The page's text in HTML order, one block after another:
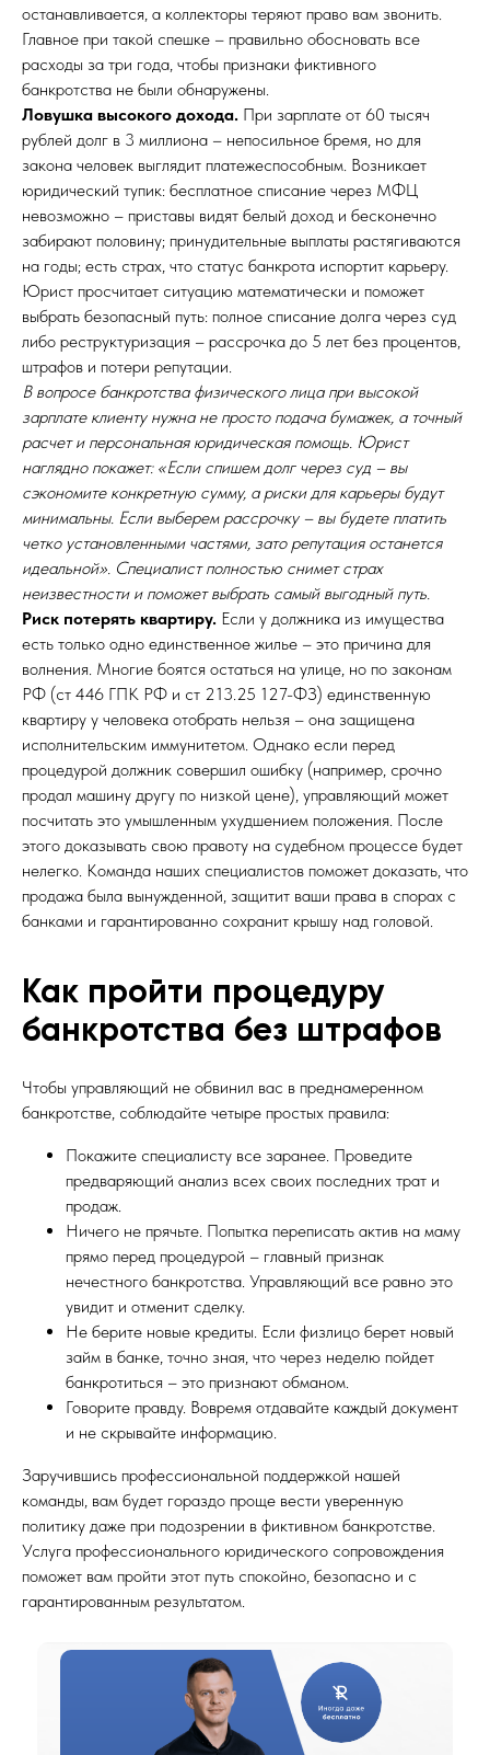
останавливается, а коллекторы теряют право вам звонить.
Главное при такой спешке – правильно обосновать все
расходы за три года, чтобы признаки фиктивного
банкротства не были обнаружены.
Ловушка высокого дохода. При зарплате от 60 тысяч
рублей долг в 3 миллиона – непосильное бремя, но для
закона человек выглядит платежеспособным. Возникает
юридический тупик: бесплатное списание через МФЦ
невозможно – приставы видят белый доход и бесконечно
забирают половину; принудительные выплаты растягиваются
на годы; есть страх, что статус банкрота испортит карьеру.
Юрист просчитает ситуацию математически и поможет
выбрать безопасный путь: полное списание долга через суд
либо реструктуризация – рассрочка до 5 лет без процентов,
штрафов и потери репутации.
В вопросе банкротства физического лица при высокой
зарплате клиенту нужна не просто подача бумажек, а точный
расчет и персональная юридическая помощь. Юрист
наглядно покажет: «Если спишем долг через суд – вы
сэкономите конкретную сумму, а риски для карьеры будут
минимальны. Если выберем рассрочку – вы будете платить
четко установленными частями, зато репутация останется
идеальной». Специалист полностью снимет страх
неизвестности и поможет выбрать самый выгодный путь.
Риск потерять квартиру. Если у должника из имущества
есть только одно единственное жилье – это причина для
волнения. Многие боятся остаться на улице, но по законам
РФ (ст 446 ГПК РФ и ст 213.25 127-ФЗ) единственную
квартиру у человека отобрать нельзя – она защищена
исполнительским иммунитетом. Однако если перед
процедурой должник совершил ошибку (например, срочно
продал машину другу по низкой цене), управляющий может
посчитать это умышленным ухудшением положения. После
этого доказывать свою правоту на судебном процессе будет
нелегко. Команда наших специалистов поможет доказать, что
продажа была вынужденной, защитит ваши права в спорах с
банками и гарантированно сохранит крышу над головой.
Как пройти процедуру
банкротства без штрафов
Чтобы управляющий не обвинил вас в преднамеренном
банкротстве, соблюдайте четыре простых правила:
Покажите специалисту все заранее. Проведите
предваряющий анализ всех своих последних трат и
продаж.
Ничего не прячьте. Попытка переписать актив на маму
прямо перед процедурой – главный признак
нечестного банкротства. Управляющий все равно это
увидит и отменит сделку.
Не берите новые кредиты. Если физлицо берет новый
займ в банке, точно зная, что через неделю пойдет
банкротиться – это признают обманом.
Говорите правду. Вовремя отдавайте каждый документ
и не скрывайте информацию.
Заручившись профессиональной поддержкой нашей
команды, вам будет гораздо проще вести уверенную
политику даже при подозрении в фиктивном банкротстве.
Услуга профессионального юридического сопровождения
поможет вам пройти этот путь спокойно, безопасно и с
гарантированным результатом.